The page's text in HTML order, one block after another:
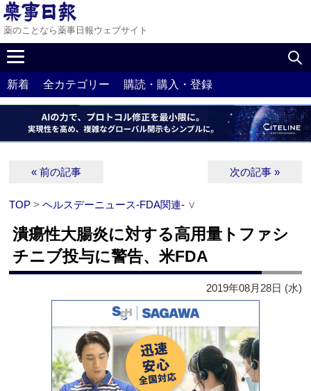
薬のことなら薬事日報ウェブサイト
新着 全カテゴリー 購読・購入・登録
« 前の記事 次の記事 »
TOP >ヘルスデーニュース‐FDA関連‐ ∨
潰瘍性大腸炎に対する高用量トファシ
チニブ投与に警告、米FDA
2019年08月28日 (水)